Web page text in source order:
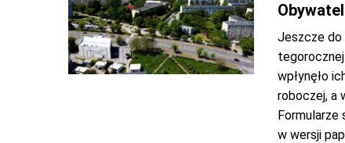
Jeszcze do
wpłynęło
roboczej, a
Formularze
w wersji